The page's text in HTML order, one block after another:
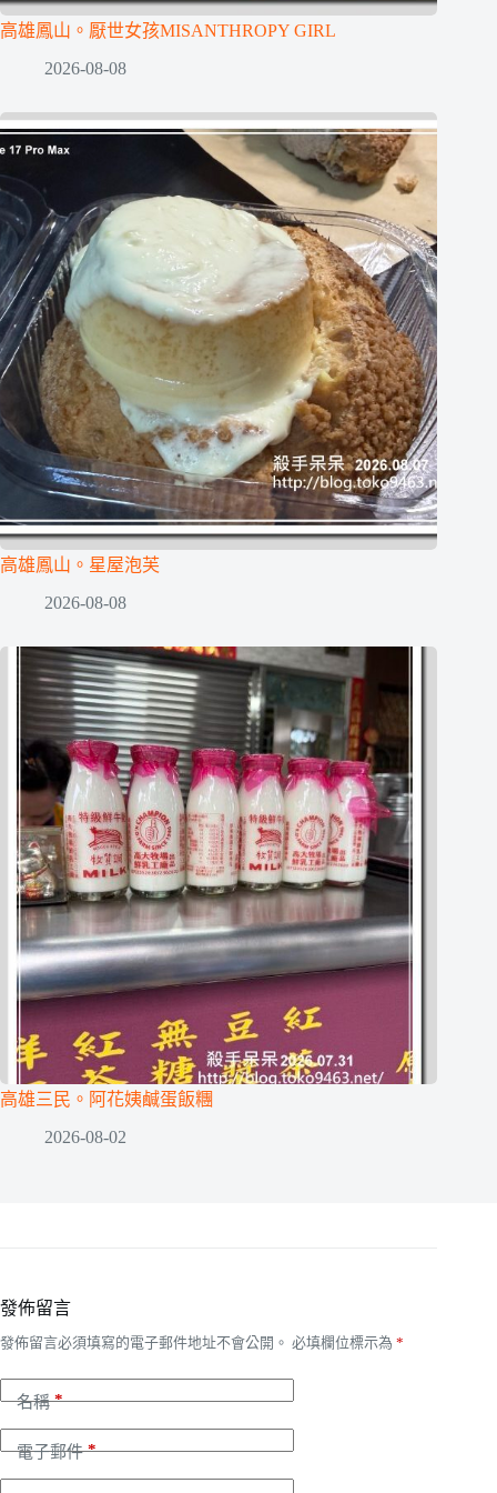
高雄鳳山。厭世女孩MISANTHROPY GIRL
2026-08-08
高雄鳳山。星屋泡芙
2026-08-08
高雄三民。阿花姨鹹蛋飯糰
2026-08-02
發佈留言
發佈留言必須填寫的電子郵件地址不會公開。 必填欄位標示為 *
名稱*
電子郵件*